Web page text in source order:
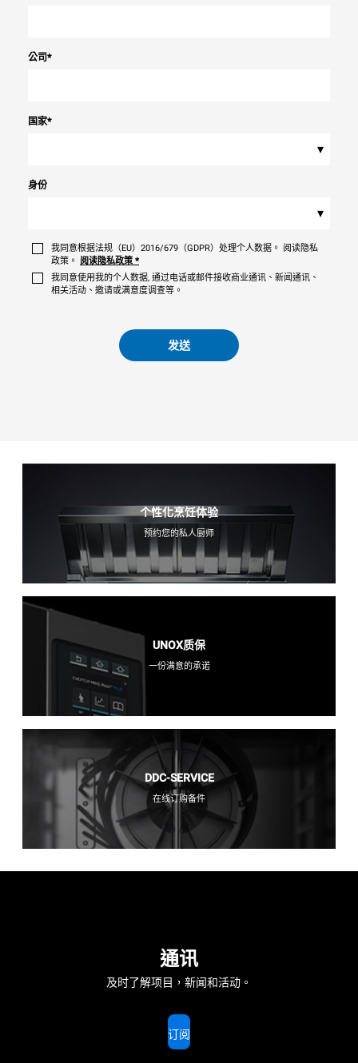
公司*
国家*
▾
身份
▾
我同意根据法规（EU）2016/679（GDPR）处理个人数据。 阅读隐私
政策。 阅读隐私政策 *
我同意使用我的个人数据, 通过电话或邮件接收商业通讯、新闻通讯、
相关活动、邀请或满意度调查等。
发送
个性化烹饪体验
预约您的私人厨师
UNOX质保
一份满意的承诺
DDC-SERVICE
在线订购备件
通讯
及时了解项目，新闻和活动。
订阅